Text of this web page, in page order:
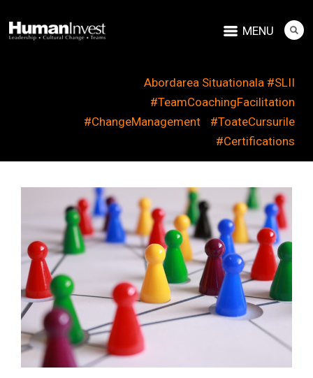
MENU
Abordarea Situationala #SLII
#TeamCoachingFacilitation
#ChangeManagement
#ToateCursurile
#Certifications